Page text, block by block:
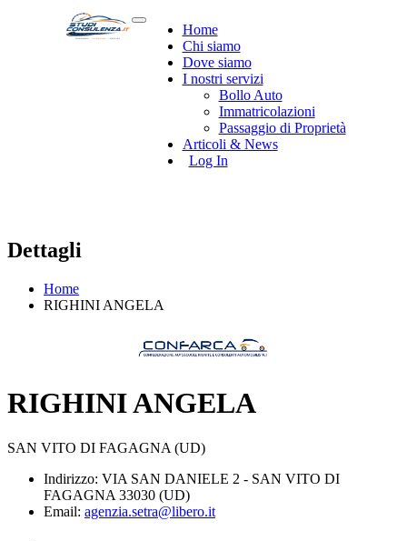
Home
Chi siamo
Dove siamo
I nostri servizi
Bollo Auto
Immatricolazioni
Passaggio di Proprietà
Articoli & News
Log In
Dettagli
Home
RIGHINI ANGELA
RIGHINI ANGELA
SAN VITO DI FAGAGNA (UD)
Indirizzo: VIA SAN DANIELE 2 - SAN VITO DI
FAGAGNA 33030 (UD)
Email: agenzia.setra@libero.it